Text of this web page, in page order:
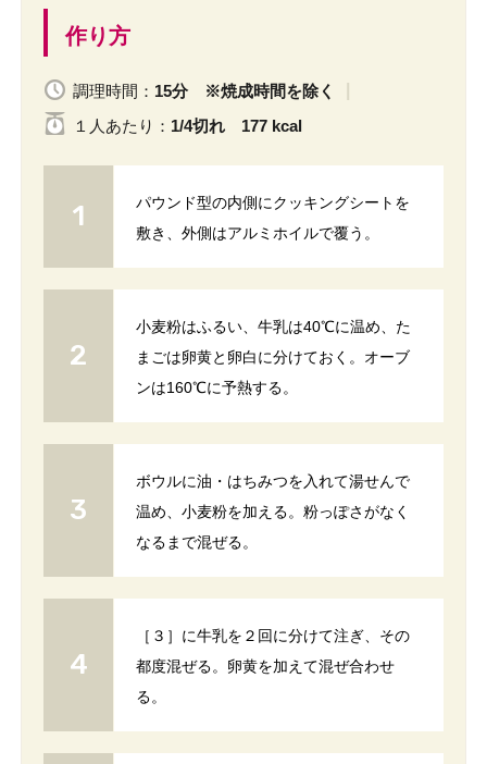
作り方
調理時間： 15分 ※焼成時間を除く
１人 あたり ： 1/4切れ 177 kcal
パウンド型の内側にクッキングシートを
敷き、外側はアルミホイルで覆う。
小麦粉はふるい、牛乳は40℃に温め、た
まごは卵黄と卵白に分けておく。オーブ
ンは160℃に予熱する。
ボウルに油・はちみつを入れて湯せんで
温め、小麦粉を加える。粉っぽさがなく
なるまで混ぜる。
［３］に牛乳を２回に分けて注ぎ、その
都度混ぜる。卵黄を加えて混ぜ合わせ
る。